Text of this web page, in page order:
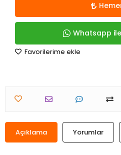
Whatsapp
Favorilerime ekle
Açıklama Yorumlar